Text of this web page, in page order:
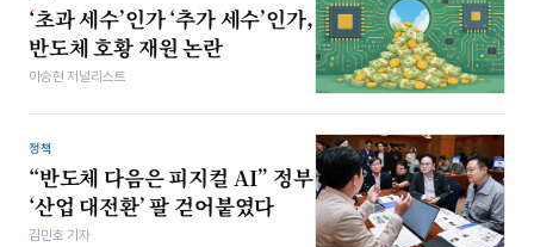
‘초과 세수’인가 ‘추가 세수’인가,
반도체 호황 재원 논란
이승현 저널리스트
정책
“반도체 다음은 피지컬 AI” 정부
‘산업 대전환’ 팔 걷어붙였다
김민호 기자